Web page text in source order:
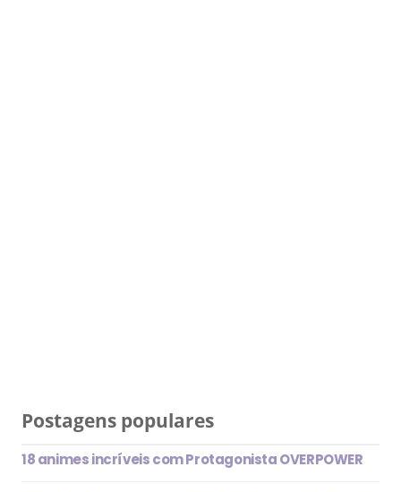
Postagens populares
18 animes incríveis com Protagonista OVERPOWER